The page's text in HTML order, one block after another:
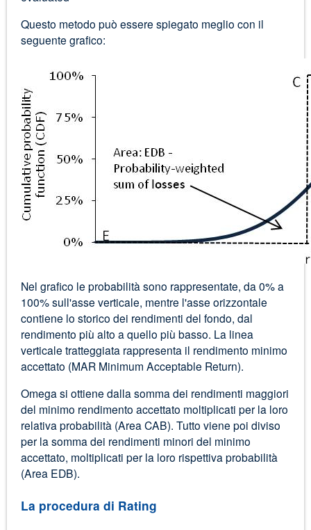
Questo metodo può essere spiegato meglio con il
seguente grafico:
Nel grafico le probabilità sono rappresentate, da 0% a
100% sull'asse verticale, mentre l'asse orizzontale
contiene lo storico dei rendimenti del fondo, dal
rendimento più alto a quello più basso. La linea
verticale tratteggiata rappresenta il rendimento minimo
accettato (MAR Minimum Acceptable Return).
Omega si ottiene dalla somma dei rendimenti maggiori
del minimo rendimento accettato moltiplicati per la loro
relativa probabilità (Area CAB). Tutto viene poi diviso
per la somma dei rendimenti minori del minimo
accettato, moltiplicati per la loro rispettiva probabilità
(Area EDB).
La procedura di Rating